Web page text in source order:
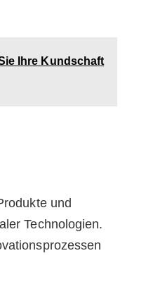
Ihre Kundschaft
und
Technologien.